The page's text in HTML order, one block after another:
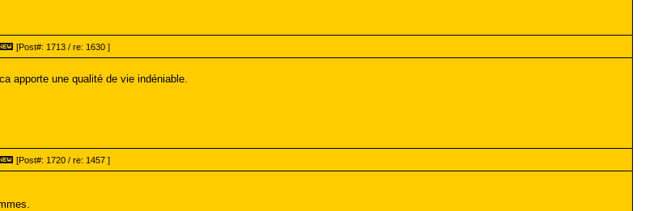
[Post#: 1713 / re: 1630 ]
apporte une qualité de vie indéniable.
[Post#: 1720 / re: 1457 ]